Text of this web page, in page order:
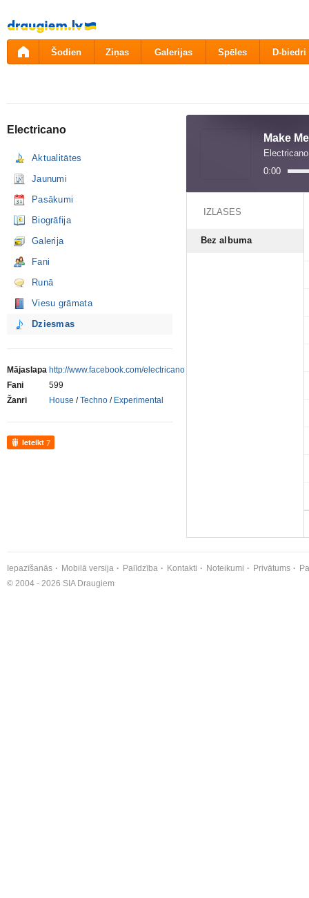
Pāriet
uz
saturu
Šodien Ziņas Galerijas Spēles D-biedri
Electricano
Aktualitātes
Jaunumi
Pasākumi
Biogrāfija
Galerija
Fani
Runā
Viesu grāmata
Dziesmas
Mājaslapa http://www.facebook.com/electricano
Fani
599
Žanri
House /Techno / Experimental
Ieteikt 7
Make
Electricano
0:00
IZLASES
Bez albuma
Iepazīšanās Mobilā versija Palīdzība Kontakti Noteikumi Privātums
© 2004 - 2026 SIA Draugiem